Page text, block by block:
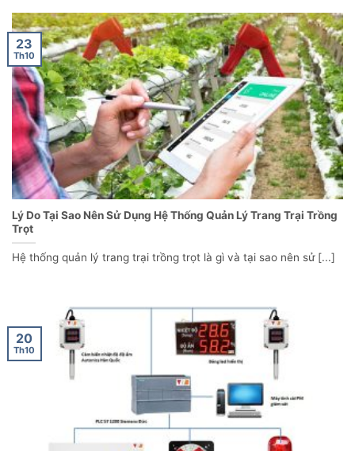
Lý Do Tại Sao Nên Sử Dụng Hệ Thống Quản Lý Trang Trại Trồng
Trọt
Hệ thống quản lý trang trại trồng trọt là gì và tại sao nên sử [...]
23
Th10
20
Th10